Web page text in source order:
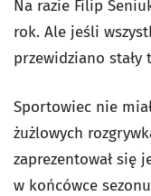
Na razie Filip
rok. Ale jeśli
przewidziano stały
Sportowiec nie
żużlowych
zaprezentował się
w końcówce